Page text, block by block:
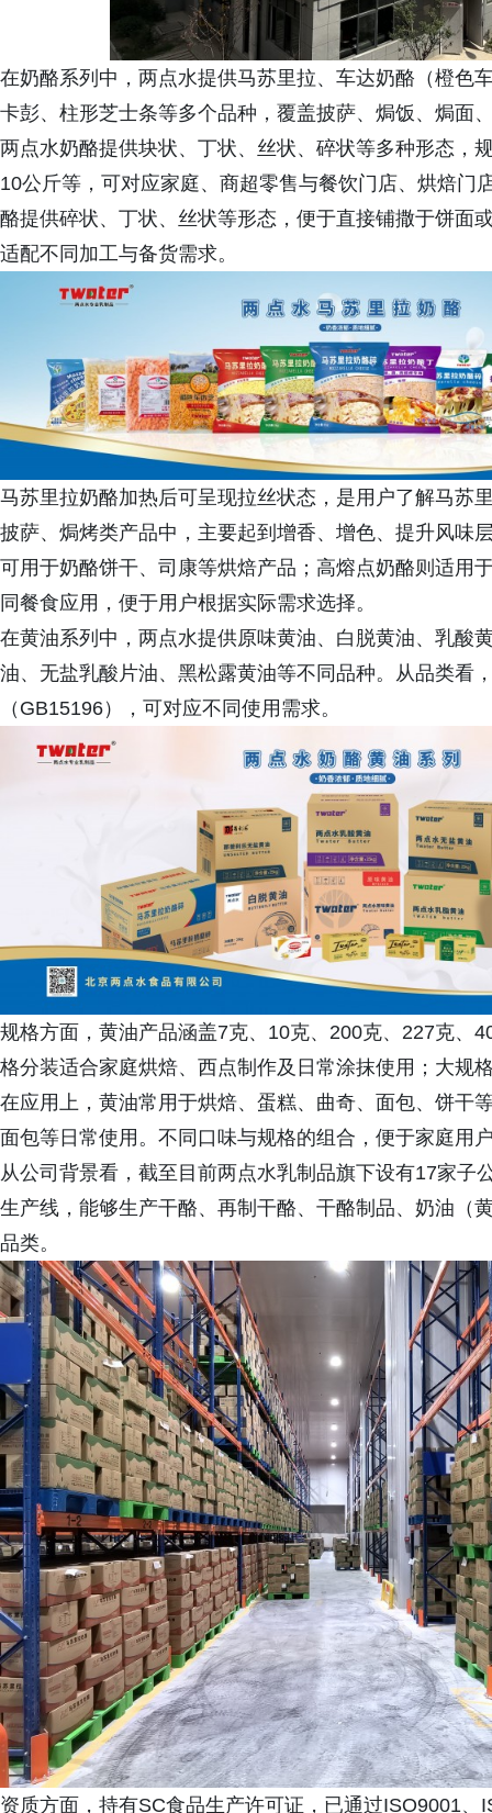
在奶酪系列中，两点水提供马苏里拉、车达奶酪（橙色
卡彭、柱形芝士条等多个品种，覆盖披萨、焗饭、焗面
两点水奶酪提供块状、丁状、丝状、碎状等多种形态，
10公斤等，可对应家庭、商超零售与餐饮门店、烘焙门
酪提供碎状、丁状、丝状等形态，便于直接铺撒于饼面
适配不同加工与备货需求。
马苏里拉奶酪加热后可呈现拉丝状态，是用户了解马苏
披萨、焗烤类产品中，主要起到增香、增色、提升风味
可用于奶酪饼干、司康等烘焙产品；高熔点奶酪则适用
同餐食应用，便于用户根据实际需求选择。
在黄油系列中，两点水提供原味黄油、白脱黄油、乳酸
油、无盐乳酸片油、黑松露黄油等不同品种。从品类看
（GB15196），可对应不同使用需求。
规格方面，黄油产品涵盖7克、10克、200克、227克、
格分装适合家庭烘焙、西点制作及日常涂抹使用；大规
在应用上，黄油常用于烘焙、蛋糕、曲奇、面包、饼干
面包等日常使用。不同口味与规格的组合，便于家庭用
从公司背景看，截至目前两点水乳制品旗下设有17家子
生产线，能够生产干酪、再制干酪、干酪制品、奶油（
品类。
资质方面，持有SC食品生产许可证，已通过ISO9001